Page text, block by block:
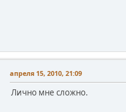
апреля 15, 2010, 21:09
Лично мне сложно.